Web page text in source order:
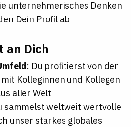
unternehmerisches Denken
Dein Profil ab
an Dich
: Du profitierst von der
Kolleginnen und Kollegen
aller Welt
sammelst weltweit wertvolle
unser starkes globales